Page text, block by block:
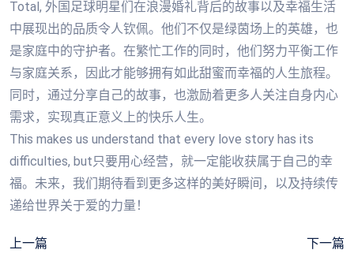
Total, 外国足球明星们在浪漫婚礼背后的故事以及幸福生活
中展现出的品质令人钦佩。他们不仅是绿茵场上的英雄，也
是家庭中的守护者。在繁忙工作的同时，他们努力平衡工作
与家庭关系，因此才能够拥有如此甜蜜而幸福的人生旅程。
同时，通过分享自己的故事，也激励着更多人关注自身内心
需求，实现真正意义上的快乐人生。
This makes us understand that every love story has its
difficulties, but只要用心经营，就一定能收获属于自己的幸
福。未来，我们期待看到更多这样的美好瞬间，以及持续传
递给世界关于爱的力量！
上一篇 下一篇